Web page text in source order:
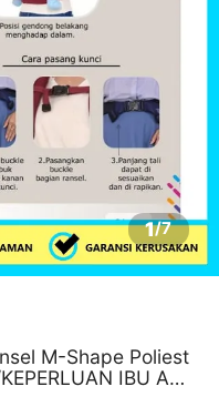
1/7
M-Shape Poliest
IBU ANA
OFFICI